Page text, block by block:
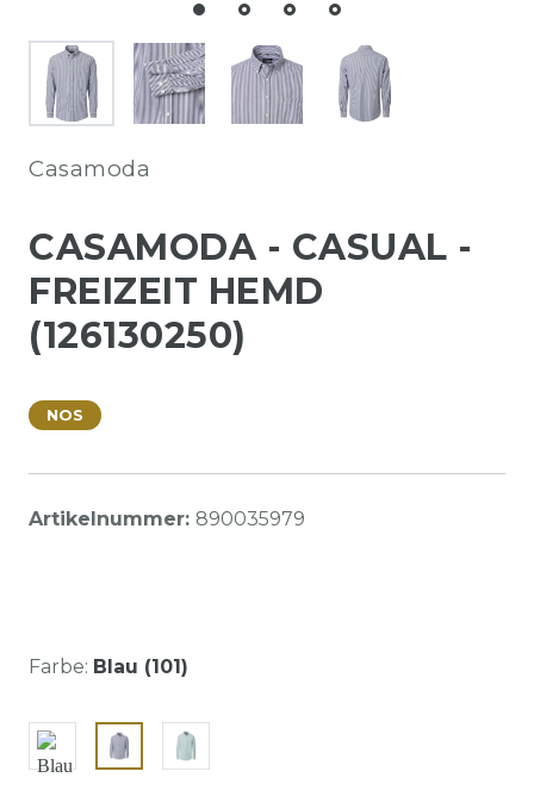
Casamoda
CASAMODA - CASUAL -
FREIZEIT HEMD
(126130250)
NOS
Artikelnummer: 890035979
Farbe: Blau (101)